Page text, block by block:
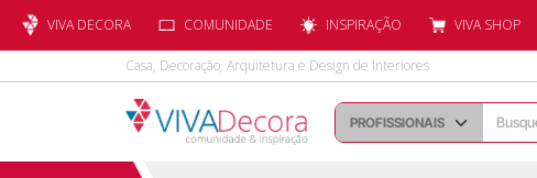
VIVA DECORA COMUNIDADE INSPIRAÇÃO VIVA SHOP
Casa, Decoração, Arquitetura e Design de Interiores